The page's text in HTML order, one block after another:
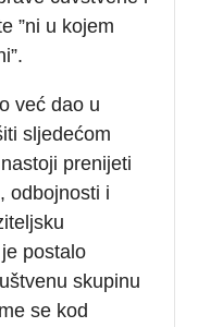
”ni u kojem
već dao u
sljedećom
prenijeti
odbojnosti i
postalo
skupinu
se kod